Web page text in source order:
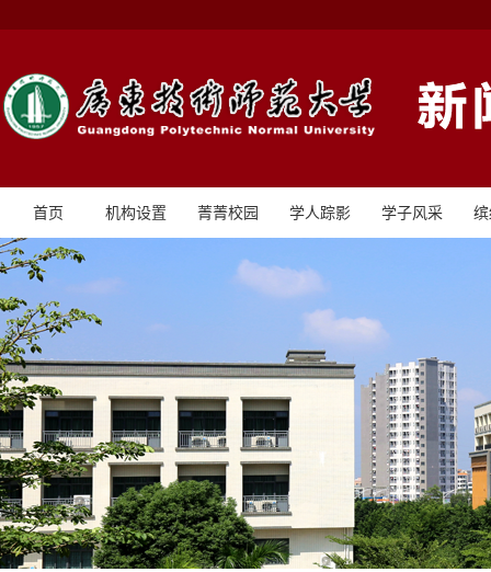
首页 机构设置 菁菁校园 学人踪影 学子风采